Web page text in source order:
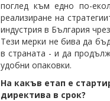
поглед към едно по-
реализиране на
индустрия в България
Тези мерки не бива да
в страната - и да
удобни опаковки.
На какъв етап е
директива в срок?